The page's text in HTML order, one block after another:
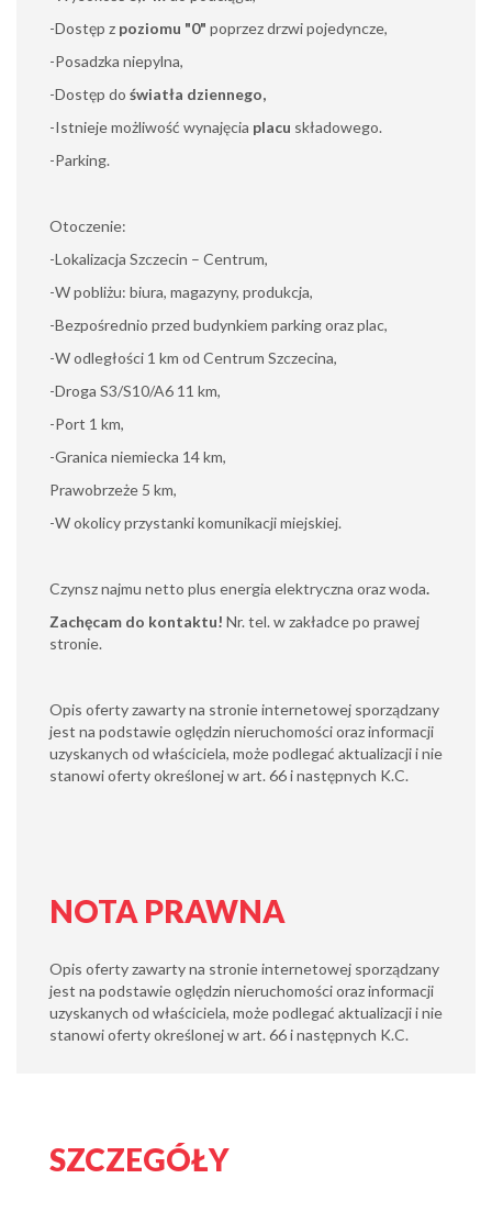
-Dostęp z poziomu "0" poprzez drzwi pojedyncze,
-Posadzka niepylna,
-Dostęp do światła dziennego,
-Istnieje możliwość wynajęcia placu składowego.
-Parking.
Otoczenie:
-Lokalizacja Szczecin – Centrum,
-W pobliżu: biura, magazyny, produkcja,
-Bezpośrednio przed budynkiem parking oraz plac,
-W odległości 1 km od Centrum Szczecina,
-Droga S3/S10/A6 11 km,
-Port 1 km,
-Granica niemiecka 14 km,
Prawobrzeże 5 km,
-W okolicy przystanki komunikacji miejskiej.
Czynsz najmu netto plus energia elektryczna oraz woda.
Zachęcam do kontaktu! Nr. tel. w zakładce po prawej
stronie.
Opis oferty zawarty na stronie internetowej sporządzany
jest na podstawie oględzin nieruchomości oraz informacji
uzyskanych od właściciela, może podlegać aktualizacji i nie
stanowi oferty określonej w art. 66 i następnych K.C.
NOTA PRAWNA
Opis oferty zawarty na stronie internetowej sporządzany
jest na podstawie oględzin nieruchomości oraz informacji
uzyskanych od właściciela, może podlegać aktualizacji i nie
stanowi oferty określonej w art. 66 i następnych K.C.
SZCZEGÓŁY